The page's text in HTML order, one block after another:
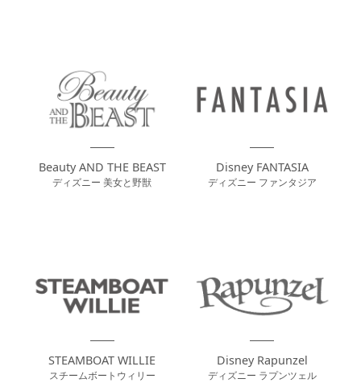
Beauty AND THE BEAST
ディズニー 美女と野獣
Disney FANTASIA
ディズニー ファンタジア
STEAMBOAT WILLIE
スチームボートウィリー
Disney Rapunzel
ディズニー ラプンツェル